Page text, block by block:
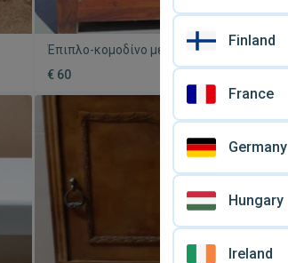
Έπιπλο-κομοδίνο μεταχειρισμένο από
Ινδική Ακακία
€ 60
Finland
France
Germany
Hungary
Ireland